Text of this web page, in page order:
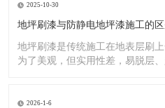
2025-10-30
地坪刷漆与防静电地坪漆施工的区
地坪刷漆是传统施工在地表层刷
为了美观，但实用性差，易脱层
2026-1-6